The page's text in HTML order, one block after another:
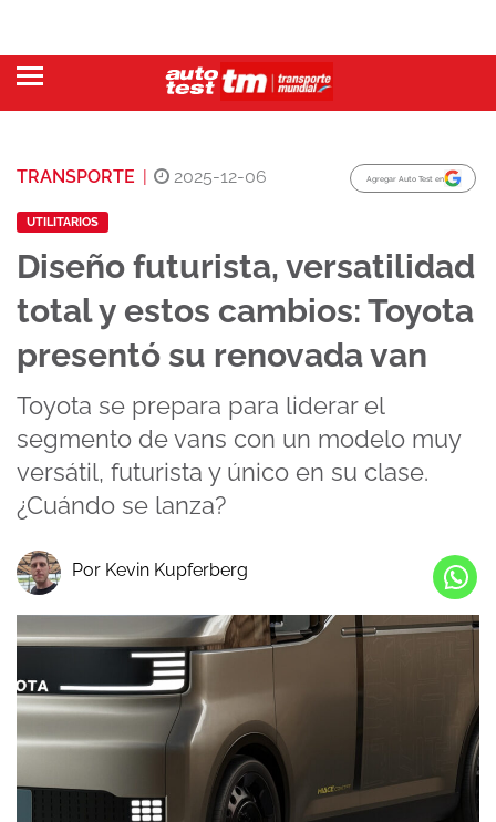
TRANSPORTE | 2025-12-06 Agregar Auto Test en
UTILITARIOS
Diseño futurista, versatilidad
total y estos cambios: Toyota
presentó su renovada van
Toyota se prepara para liderar el
segmento de vans con un modelo muy
versátil, futurista y único en su clase.
¿Cuándo se lanza?
Por Kevin Kupferberg